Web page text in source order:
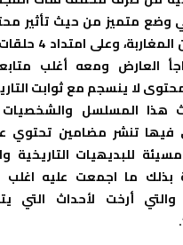
وضع متميز من حيث تأثير
واسع من
العارض ومعه أغلب
لا ينسجم مع ثوابت
ھذا المسلسل والشخصيات
فيھا تنشر مضامين تحتوي
للبديھيات التاريخية
بذلك ما اجمعت عليه اغلب
والتي أرخت لأحداث التي